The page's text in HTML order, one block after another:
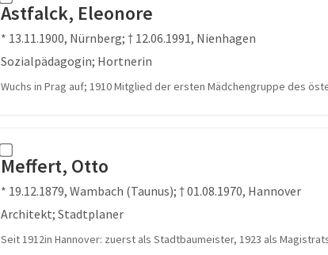
Astfalck, Eleonore
* 13.11.1900, Nürnberg; † 12.06.1991, Nienhagen
Sozialpädagogin; Hortnerin
Wuchs in Prag auf; 1910 Mitglied der ersten Mädchengruppe des
Meffert, Otto
* 19.12.1879, Wambach (Taunus); † 01.08.1970, Hannover
Architekt; Stadtplaner
Seit 1912in Hannover: zuerst als Stadtbaumeister, 1923 als